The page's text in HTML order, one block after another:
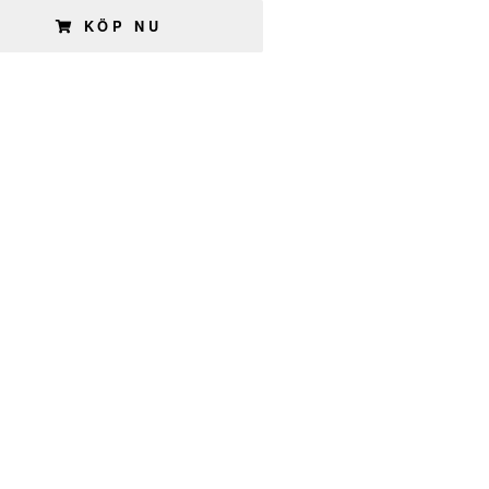
KÖP NU